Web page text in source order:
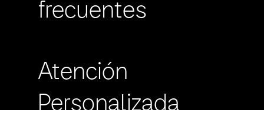
frecuentes
Atención
Personalizada